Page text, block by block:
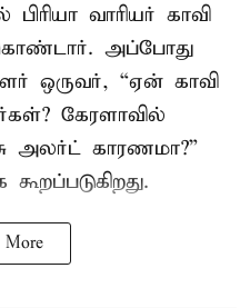
வாரியர் காவி
அப்போது
ஒருவர், “ஏன் காவி
கேரளாவில்
அலர்ட் காரணமா?”
More